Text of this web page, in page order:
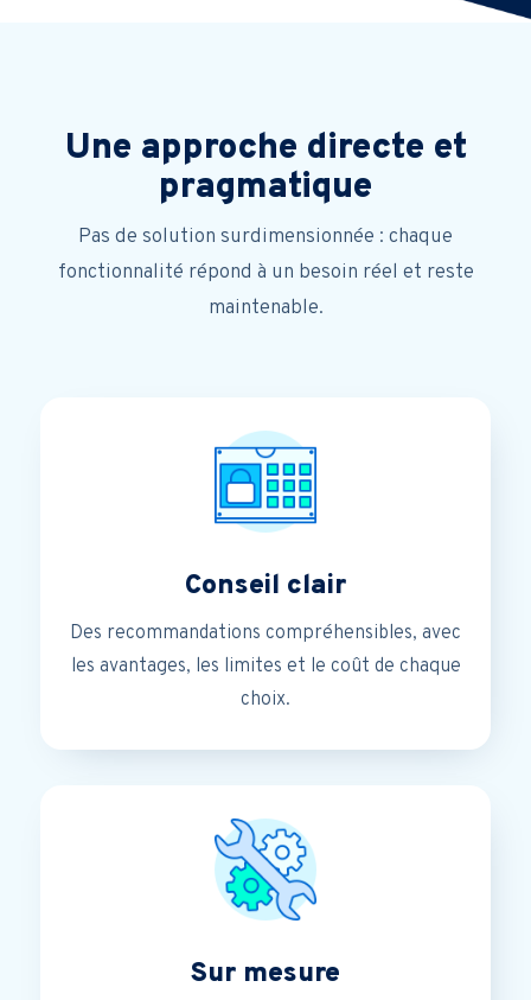
Une approche directe et
pragmatique
Pas de solution surdimensionnée : chaque
fonctionnalité répond à un besoin réel et reste
maintenable.
Conseil clair
Des recommandations compréhensibles, avec
les avantages, les limites et le coût de chaque
choix.
Sur mesure